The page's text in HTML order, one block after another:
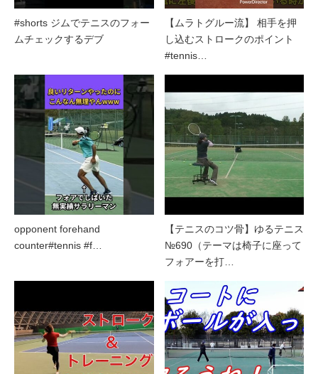
#shorts ジムでテニスのフォー
ムチェックするデブ
【ムラトグルー流】 相手を押
し込むストロークのポイント
#tennis…
opponent forehand
counter#tennis #f…
【テニスのコツ骨】ゆるテニス
№690（テーマは椅子に座って
フォアーを打…